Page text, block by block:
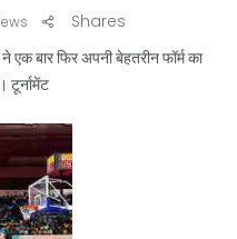
Shares
एक बार फिर अपनी बेहतरीन फॉर्म का
टूर्नामेंट